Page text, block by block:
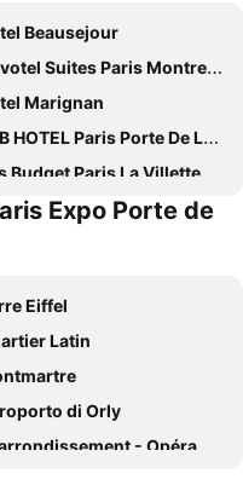
Beausejour
Suites Paris Montreuil Vincennes
Marignan
HOTEL Paris Porte De La Villette
Paris La Villette 19ème
Paris Centre Gare Montparnasse
Chopin
Saint Christophe
Hotel de Paris
Rachel
by Best Western Paris Gare du Nord
Expo Porte de
Eiffel
Latin
di Orly
- Opéra